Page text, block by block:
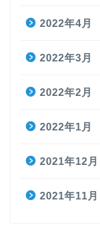
2022年4月
2022年3月
2022年2月
2022年1月
2021年12月
2021年11月